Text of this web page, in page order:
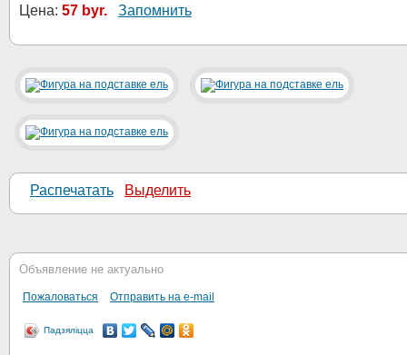
Цена: 57 byr. Запомнить
Распечатать Выделить
Объявление не актуально
Пожаловаться Отправить на e-mail
Падзяліцца